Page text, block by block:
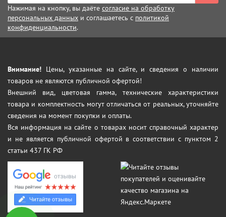
Нажимая на кнопку, вы даёте согласие на обработку
персональных данных и соглашаетесь с политикой
конфиденциальности.
Внимание! Цены, указанные на сайте, и сведения о наличии
товаров не являются публичной офертой!
Внешний вид, цветовая гамма, технические характеристики
товара и комплектность могут отличаться от реальных, уточняйте
сведения на момент покупки и оплаты.
Вся информация на сайте о товарах носит справочный характер
и не является публичной офертой в соответствии с пунктом 2
статьи 437 ГК РФ